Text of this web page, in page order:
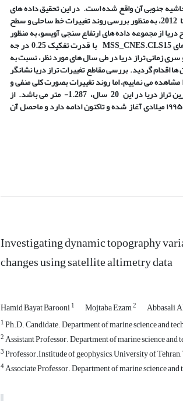
های
های 1993 تا 2012، به منظور بررسی روند تغییرات خط ساحلی و سطح
دریا از مجموعه دادههای ارتفاع سنجی آویسو، به منظور
MSS_CNES.CLS15 با قدرت تفکیک 0.25 در جه
زمانی تراز دریا در طی سالهای مورد نظر، نسبت به
ها اقدام گردید. بررسی مقاطع تغییرات تراز دریا نشانگر
مشاهده مینماییم، اما روند تغییرات بصورت کلی منفی و
تراز دریا در این 20 سال، 1.287- متر می باشد. از
توان به فرایند پسروی خزر اشاره نمود که از سال ۱۹۹۵ میلادی آغاز شده و تاکنون ادامه دارد و ماحصل آن
Investigating dynamic topography
changes using satellite altimetry data
Hamid Bayat Barooni1 Mojtaba Ezam2 Abbasali
1Ph.D. Candidate. Department of marine science and
2Assistant Professor. Department of marine science
3Professor.Institude of geophysics, University of
4Associate Professor. Department of marine science